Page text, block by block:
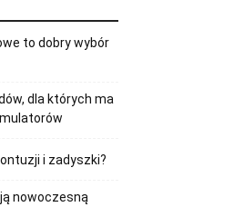
to dobry wybór
dla których ma
i zadyszki?
nowoczesną